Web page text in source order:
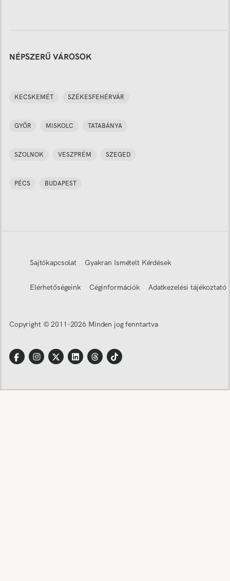
NÉPSZERŰ VÁROSOK
KECSKEMÉT SZÉKESFEHÉRVÁR
GYŐR MISKOLC TATABÁNYA
SZOLNOK VESZPRÉM SZEGED
PÉCS BUDAPEST
Sajtókapcsolat Gyakran Ismételt Kérdések
Elérhetőségeink Céginformációk Adatkezelési tájékoztató
Copyright © 2011-2026 Minden jog fenntartva